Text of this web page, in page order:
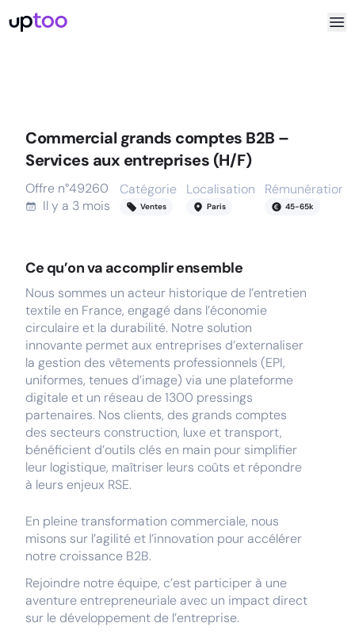
Commercial grands comptes B2B –
Services aux entreprises (H/F)
Offre n°49260
Il y a 3 mois
Catégorie
Ventes
Localisation
Paris
Rémunération
45-65k
Ce qu’on va accomplir ensemble
Nous sommes un acteur historique de l’entretien
textile en France, engagé dans l’économie
circulaire et la durabilité. Notre solution
innovante permet aux entreprises d’externaliser
la gestion des vêtements professionnels (EPI,
uniformes, tenues d’image) via une plateforme
digitale et un réseau de 1300 pressings
partenaires. Nos clients, des grands comptes
des secteurs construction, luxe et transport,
bénéficient d’outils clés en main pour simplifier
leur logistique, maîtriser leurs coûts et répondre
à leurs enjeux RSE.
En pleine transformation commerciale, nous
misons sur l’agilité et l’innovation pour accélérer
notre croissance B2B.
Rejoindre notre équipe, c’est participer à une
aventure entrepreneuriale avec un impact direct
sur le développement de l’entreprise.